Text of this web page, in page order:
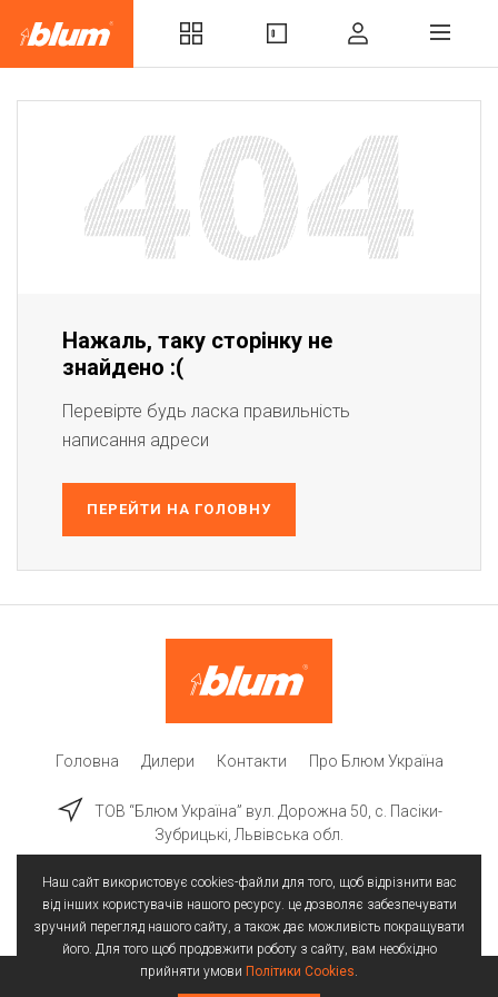
Нажаль, таку сторінку не
знайдено :(
Перевірте будь ласка правильність
написання адреси
ПЕРЕЙТИ НА ГОЛОВНУ
Головна Дилери Контакти Про Блюм Україна
ТОВ “Блюм Україна” вул. Дорожна 50, c. Пасіки-
Зубрицькі, Львівська обл.
Наш сайт використовує cookies-файли для того, щоб відрізнити вас
від інших користувачів нашого ресурсу. це дозволяє забезпечувати
зручний перегляд нашого сайту, а також дає можливість покращувати
його. Для того щоб продовжити роботу з сайту, вам необхідно
прийняти умови Політики Cookies.